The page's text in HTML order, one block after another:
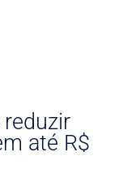
até R$